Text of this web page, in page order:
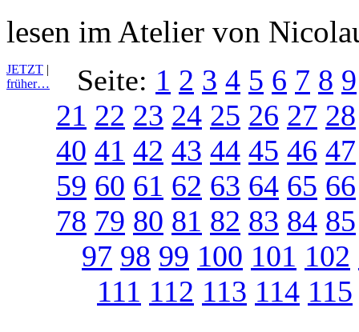
lesen im Atelier von
JETZT |
früher…
Seite: 1 2 3 4 5 6 7 8 9
21 22 23 24 25 26 27 28
40 41 42 43 44 45 46 47
59 60 61 62 63 64 65 66
78 79 80 81 82 83 84 85
97 98 99 100 101 102
111 112 113 114 115